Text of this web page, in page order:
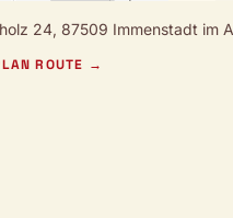
24,87509 Immenstadt im
ROUTE →